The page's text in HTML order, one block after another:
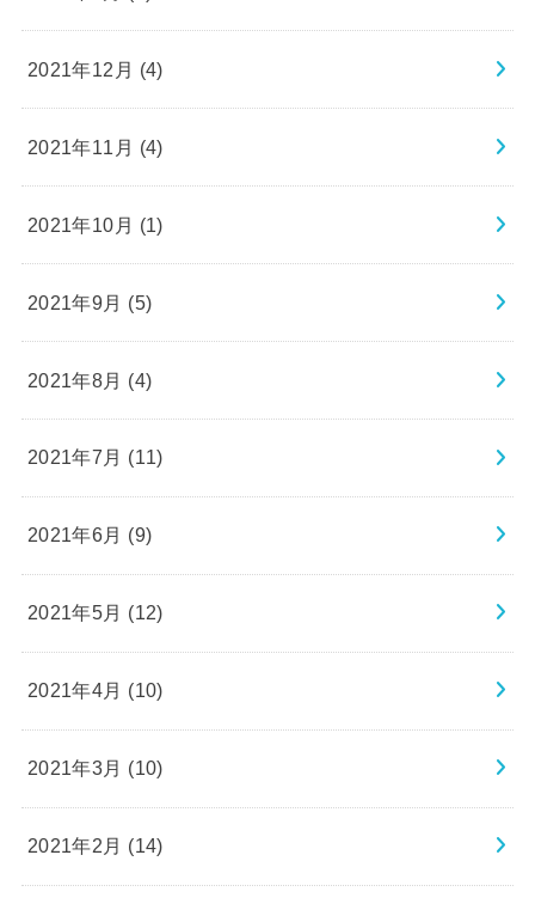
2021年12月 (4)
2021年11月 (4)
2021年10月 (1)
2021年9月 (5)
2021年8月 (4)
2021年7月 (11)
2021年6月 (9)
2021年5月 (12)
2021年4月 (10)
2021年3月 (10)
2021年2月 (14)